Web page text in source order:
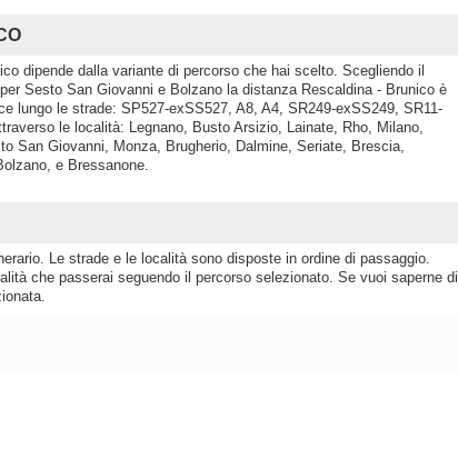
dipende dalla variante di percorso che hai scelto. Scegliendo il
Sesto San Giovanni e Bolzano la distanza Rescaldina - Brunico è
lungo le strade: SP527-exSS527, A8, A4, SR249-exSS249, SR11-
le località: Legnano, Busto Arsizio, Lainate, Rho, Milano,
San Giovanni, Monza, Brugherio, Dalmine, Seriate, Brescia,
e Bressanone.
Le strade e le località sono disposte in ordine di passaggio.
che passerai seguendo il percorso selezionato. Se vuoi saperne di